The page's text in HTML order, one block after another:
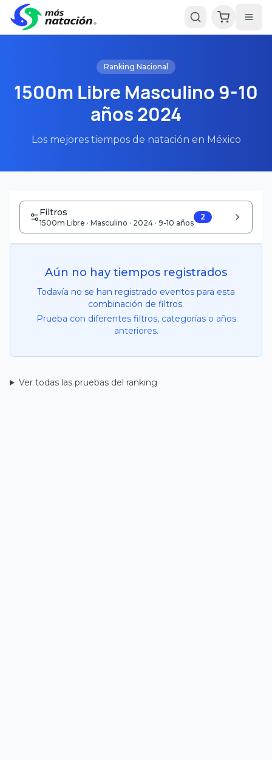
Ranking Nacional
1500m Libre Masculino 9-10
años 2024
Los mejores tiempos de natación en México
Filtros
1500m Libre · Masculino · 2024 · 9-10 años
2
Aún no hay tiempos registrados
Todavía no se han registrado eventos para esta
combinación de filtros.
Prueba con diferentes filtros, categorías o años
anteriores.
Ver todas las pruebas del ranking